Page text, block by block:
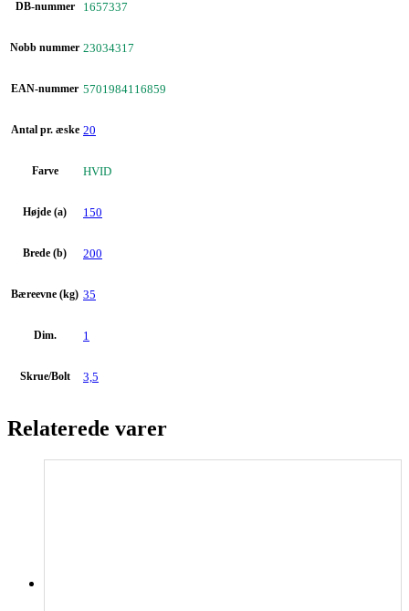
DB-nummer 1657337
Nobb nummer 23034317
EAN-nummer 5701984116859
Antal pr. æske 20
Farve HVID
Højde (a) 150
Brede (b) 200
Bæreevne (kg) 35
Dim. 1
Skrue/Bolt 3,5
Relaterede varer